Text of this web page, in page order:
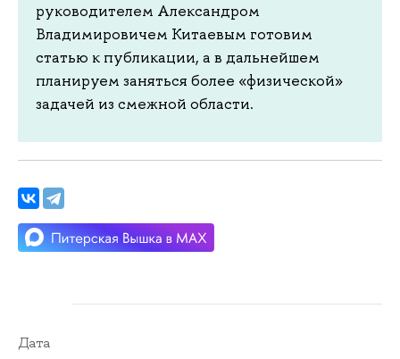
руководителем Александром
Владимировичем Китаевым готовим
статью к публикации, а в дальнейшем
планируем заняться более «физической»
задачей из смежной области.
Дата